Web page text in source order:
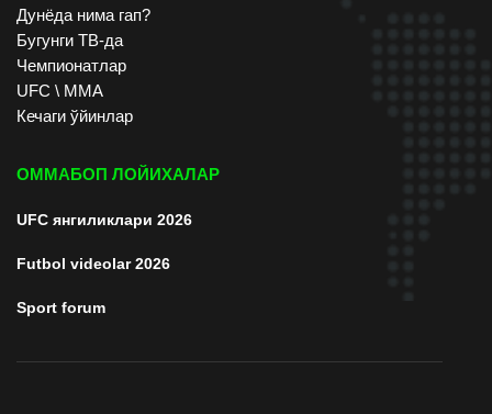
Дунёда нима гап?
Бугунги ТВ-да
Чемпионатлар
UFC \ ММА
Кечаги ўйинлар
ОММАБОП ЛОЙИХАЛАР
UFC янгиликлари 2026
Futbol videolar 2026
Sport forum